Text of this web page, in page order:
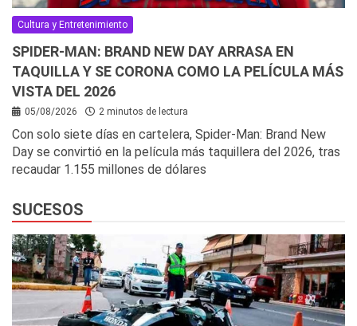
Cultura y Entretenimiento
SPIDER-MAN: BRAND NEW DAY ARRASA EN
TAQUILLA Y SE CORONA COMO LA PELÍCULA MÁS
VISTA DEL 2026
05/08/2026 2 minutos de lectura
Con solo siete días en cartelera, Spider-Man: Brand New
Day se convirtió en la película más taquillera del 2026, tras
recaudar 1.155 millones de dólares
SUCESOS